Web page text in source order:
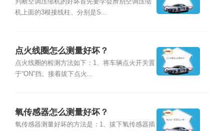
判断空调压缩机的好坏首先要学会辨别空调压缩
机上面的3根接线柱、分别是S...
点火线圈怎么测量好坏？
点火线圈的检测方法如下：1、将车辆点火开关置
于“ON”挡。接着拔下点火...
氧传感器怎么测量好坏？
氧传感器测量好坏的方法是：1、拔下氧传感器插